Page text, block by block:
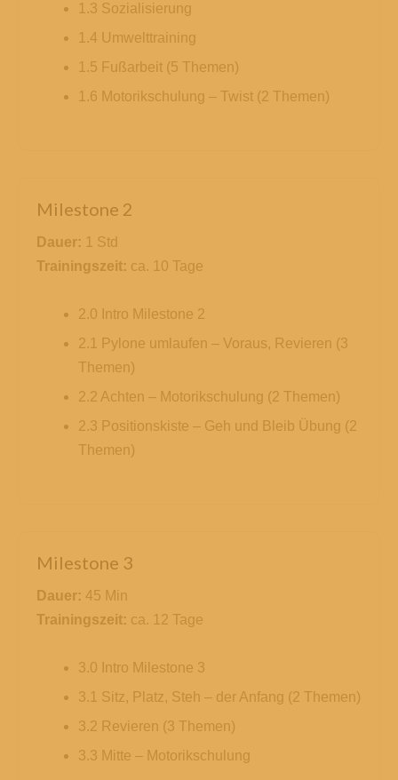
1.3 Sozialisierung
1.4 Umwelttraining
1.5 Fußarbeit (5 Themen)
1.6 Motorikschulung – Twist (2 Themen)
Milestone 2
Dauer: 1 Std
Trainingszeit: ca. 10 Tage
2.0 Intro Milestone 2
2.1 Pylone umlaufen – Voraus, Revieren (3
Themen)
2.2 Achten – Motorikschulung (2 Themen)
2.3 Positionskiste – Geh und Bleib Übung (2
Themen)
Milestone 3
Dauer: 45 Min
Trainingszeit: ca. 12 Tage
3.0 Intro Milestone 3
3.1 Sitz, Platz, Steh – der Anfang (2 Themen)
3.2 Revieren (3 Themen)
3.3 Mitte – Motorikschulung